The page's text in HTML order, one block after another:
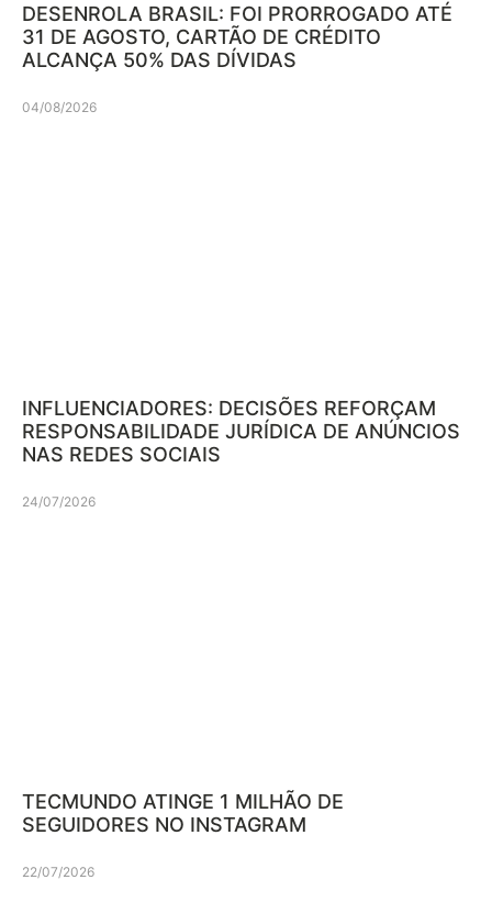
DESENROLA BRASIL: FOI PRORROGADO ATÉ
31 DE AGOSTO, CARTÃO DE CRÉDITO
ALCANÇA 50% DAS DÍVIDAS
04/08/2026
INFLUENCIADORES: DECISÕES REFORÇAM
RESPONSABILIDADE JURÍDICA DE ANÚNCIOS
NAS REDES SOCIAIS
24/07/2026
TECMUNDO ATINGE 1 MILHÃO DE
SEGUIDORES NO INSTAGRAM
22/07/2026